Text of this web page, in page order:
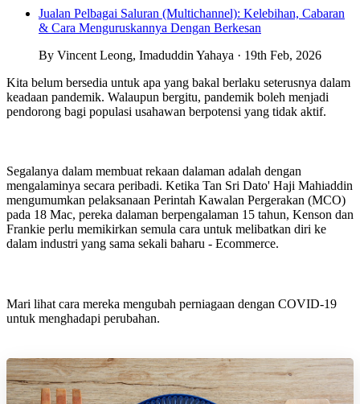
Jualan Pelbagai Saluran (Multichannel): Kelebihan, Cabaran
& Cara Menguruskannya Dengan Berkesan
By Vincent Leong, Imaduddin Yahaya · 19th Feb, 2026
Kita belum bersedia untuk apa yang bakal berlaku seterusnya dalam
keadaan pandemik. Walaupun bergitu, pandemik boleh menjadi
pendorong bagi populasi usahawan berpotensi yang tidak aktif.
Segalanya dalam membuat rekaan dalaman adalah dengan
mengalaminya secara peribadi. Ketika Tan Sri Dato' Haji Mahiaddin
mengumumkan pelaksanaan Perintah Kawalan Pergerakan (MCO)
pada 18 Mac, pereka dalaman berpengalaman 15 tahun, Kenson dan
Frankie perlu memikirkan semula cara untuk melibatkan diri ke
dalam industri yang sama sekali baharu - Ecommerce.
Mari lihat cara mereka mengubah perniagaan dengan COVID-19
untuk menghadapi perubahan.